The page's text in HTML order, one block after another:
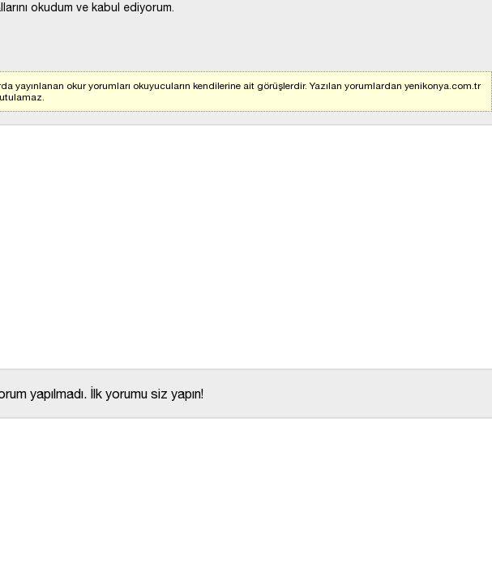
okudum ve kabul ediyorum.
yayınlanan okur yorumları okuyucuların kendilerine ait görüşlerdir. Yazılan yorumlardan yenikonya.com.tr
yapılmadı. İlk yorumu siz yapın!